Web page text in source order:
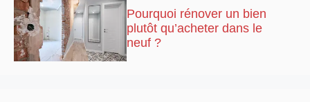
Pourquoi rénover un bien
plutôt qu’acheter dans le
neuf ?